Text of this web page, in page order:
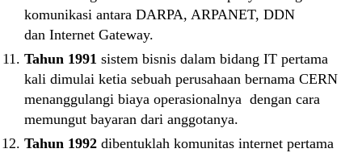
komunikasi antara DARPA, ARPANET, DDN
dan Internet Gateway.
Tahun 1991 sistem bisnis dalam bidang IT pertama
kali dimulai ketia sebuah perusahaan bernama CERN
menanggulangi biaya operasionalnya dengan cara
memungut bayaran dari anggotanya.
Tahun 1992 dibentuklah komunitas internet pertama